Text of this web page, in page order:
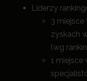
Liderzy
3 miejsce
zyskach
(wg
1